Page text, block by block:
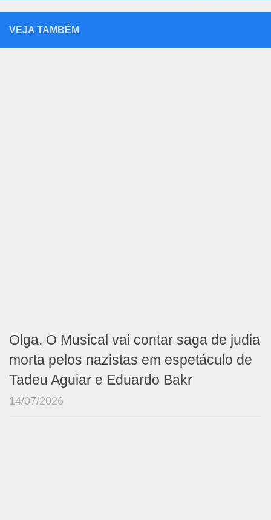
VEJA TAMBÉM
Olga, O Musical vai contar saga de judia
morta pelos nazistas em espetáculo de
Tadeu Aguiar e Eduardo Bakr
14/07/2026